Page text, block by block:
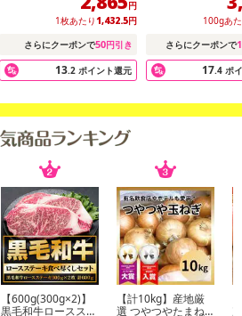
円
1枚あたり 1,432.5円
さらにクーポンで50円引き
13.2 ポイント還元
100gあ
さらにクーポンで
17.4 ポ
【600g(300g×2)】
黒毛和牛ロースステ
【計10kg】産地厳
選 つやつやたまね